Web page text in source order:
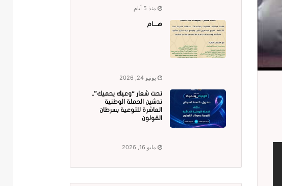
منذ 5 أيام
هــــام
يونيو 24, 2026
تحت شعار “وعيك يحميك”..
تدشين الحملة الوطنية
العاشرة للتوعية بسرطان
القولون
مايو 16, 2026